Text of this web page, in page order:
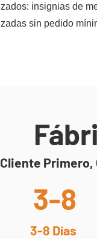
Cliente
3-8
3-8 Días